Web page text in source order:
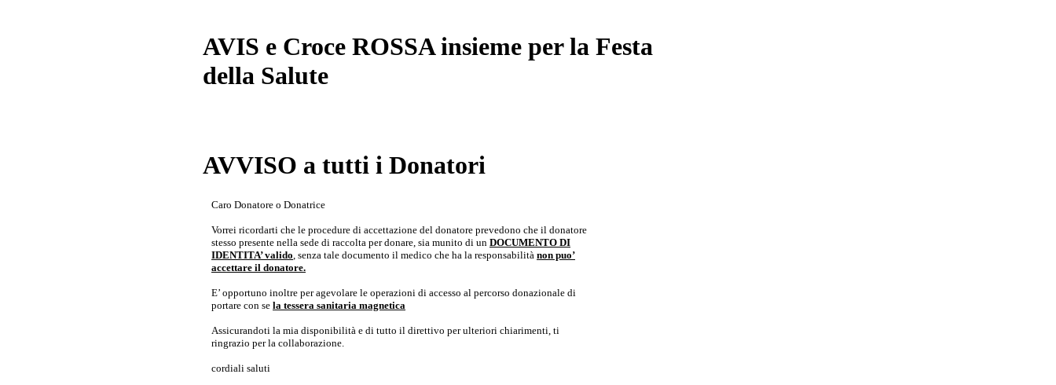
AVIS e Croce ROSSA insieme per la Festa
della Salute
AVVISO a tutti i Donatori
Caro Donatore o Donatrice
Vorrei ricordarti che le procedure di accettazione del donatore prevedono che il donatore
stesso presente nella sede di raccolta per donare, sia munito di un DOCUMENTO DI
IDENTITA’ valido, senza tale documento il medico che ha la responsabilità non puo’
accettare il donatore.
E’ opportuno inoltre per agevolare le operazioni di accesso al percorso donazionale di
portare con se la tessera sanitaria magnetica
Assicurandoti la mia disponibilità e di tutto il direttivo per ulteriori chiarimenti, ti
ringrazio per la collaborazione.
cordiali saluti